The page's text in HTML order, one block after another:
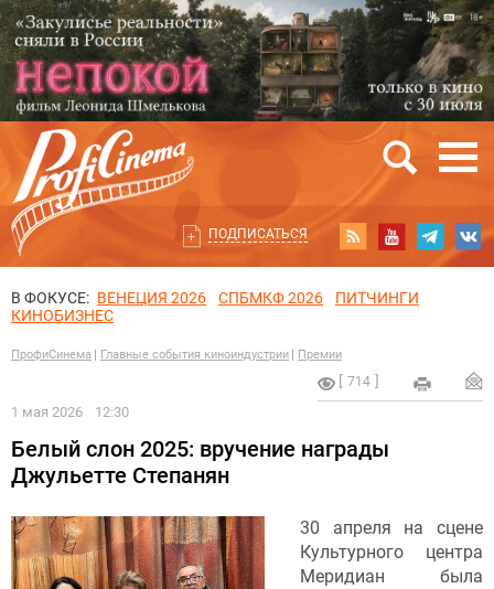
ПОДПИСАТЬСЯ
В ФОКУСЕ: ВЕНЕЦИЯ 2026 СПБМКФ 2026
ПИТЧИНГИ
КИНОБИЗНЕС
ПрофиСинема Главные события киноиндустрии Премии
714
1 мая 2026 12:30
Белый слон 2025: вручение награды
Джульетте Степанян
30 апреля на сцене
Культурного центра
Меридиан была